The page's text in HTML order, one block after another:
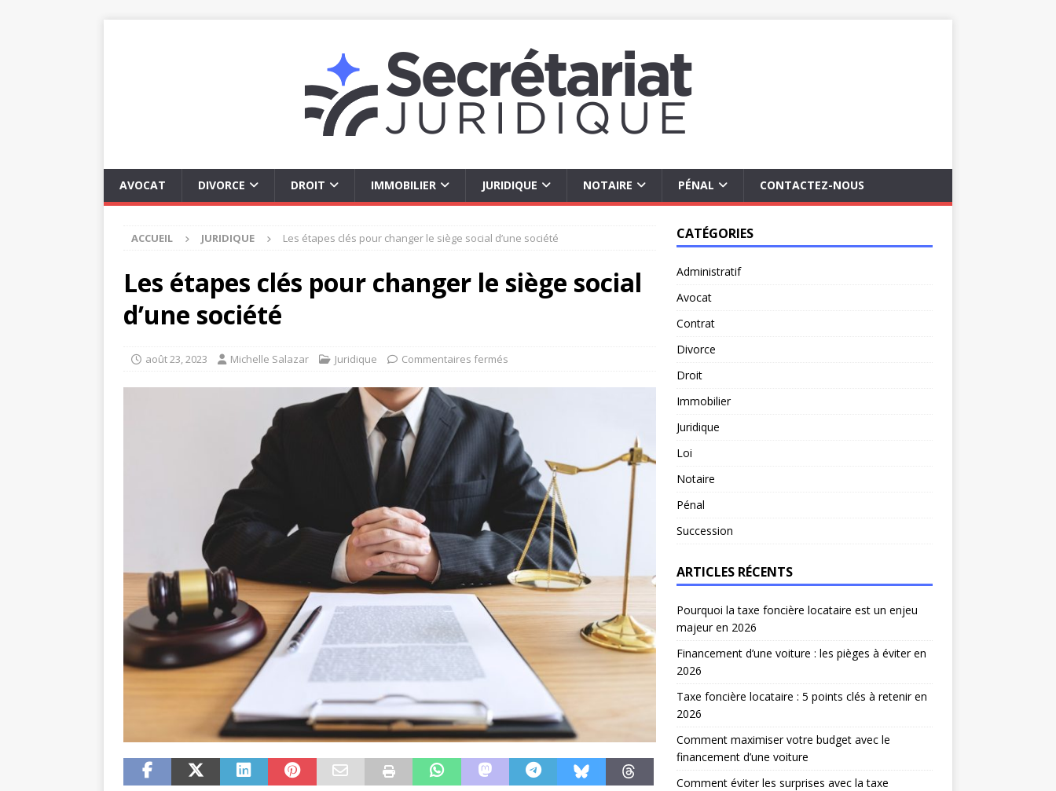
AVOCAT DIVORCE DROIT IMMOBILIER JURIDIQUE NOTAIRE PÉNAL CONTACTEZ-NOUS
ACCUEIL JURIDIQUE Les étapes clés pour changer le siège social d’une société
Les étapes clés pour changer le siège social
d’une société
août 23, 2023 Michelle Salazar Juridique Commentaires fermés
CATÉGORIES
Administratif
Avocat
Contrat
Divorce
Droit
Immobilier
Juridique
Loi
Notaire
Pénal
Succession
ARTICLES RÉCENTS
Pourquoi la taxe foncière locataire est un enjeu
majeur en 2026
Financement d’une voiture : les pièges à éviter en
2026
Taxe foncière locataire : 5 points clés à retenir en
2026
Comment maximiser votre budget avec le
financement d’une voiture
Comment éviter les surprises avec la taxe